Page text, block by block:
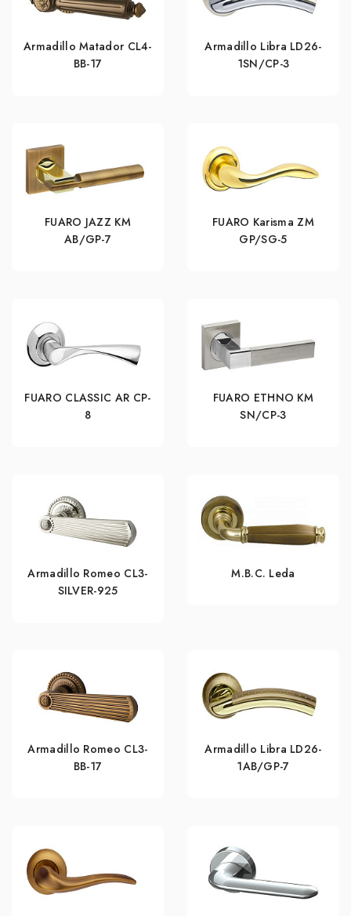
Armadillo Matador CL4-
BB-17
Armadillo Libra LD26-
1SN/CP-3
FUARO JAZZ KM
AB/GP-7
FUARO Karisma ZM
GP/SG-5
FUARO CLASSIC AR CP-
8
FUARO ETHNO KM
SN/CP-3
Armadillo Romeo CL3-
SILVER-925
M.B.C. Leda
Armadillo Romeo CL3-
BB-17
Armadillo Libra LD26-
1AB/GP-7